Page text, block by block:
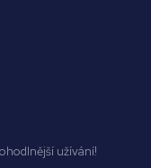
užívání!